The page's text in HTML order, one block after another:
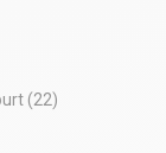
(22)